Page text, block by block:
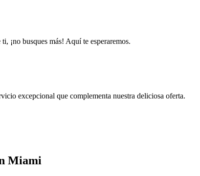
¡no busques más! Aquí te esperaremos.
excepcional que complementa nuestra deliciosa oferta.
Miami